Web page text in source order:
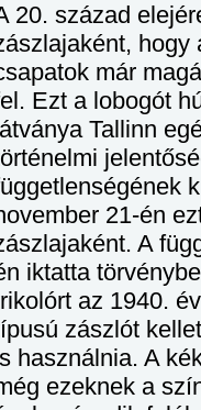
20. század
hogy
már
Ezt a lobogót
látványa Tallinn
21-én
A
iktatta
az 1940.
zászlót
használnia. A
ezeknek a